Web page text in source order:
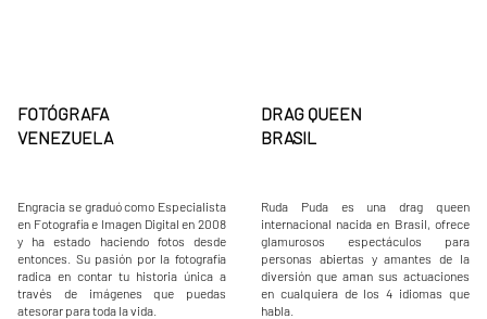
FOTÓGRAFA
VENEZUELA​
Engracia se graduó como Especialista
en Fotografía e Imagen Digital en 2008
y ha estado haciendo fotos desde
entonces. Su pasión por la fotografía
radica en contar tu historia única a
través de imágenes que puedas
atesorar para toda la vida.
DRAG QUEEN
BRASIL​
Ruda Puda es una drag queen
internacional nacida en Brasil, ofrece
glamurosos espectáculos para
personas abiertas y amantes de la
diversión que aman sus actuaciones
en cualquiera de los 4 idiomas que
habla.